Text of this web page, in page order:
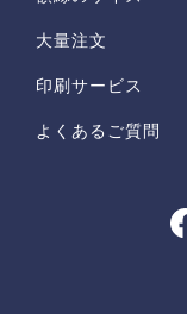
大量注文
印刷サービス
よくあるご質問